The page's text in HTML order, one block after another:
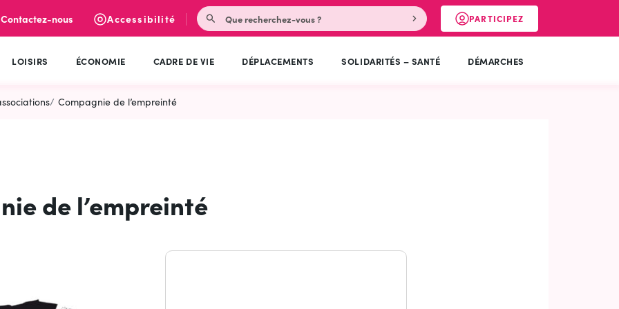
Contactez-nous Accessibilité Rechercher
RECHERCHERPARTICIPEZ
(OUVERTURE DANS UN
LOISIRS ÉCONOMIE CADRE DE VIE DÉPLACEMENTS SOLIDARITÉS – SANTÉ DÉMARCHES
Compagnie de l’empreinté
de l’empreinté